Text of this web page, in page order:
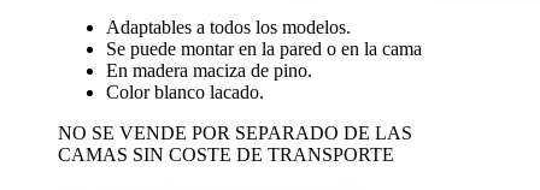
Adaptables a todos los modelos.
Se puede montar en la pared o en la cama
En madera maciza de pino.
Color blanco lacado.
NO SE VENDE POR SEPARADO DE LAS
CAMAS SIN COSTE DE TRANSPORTE